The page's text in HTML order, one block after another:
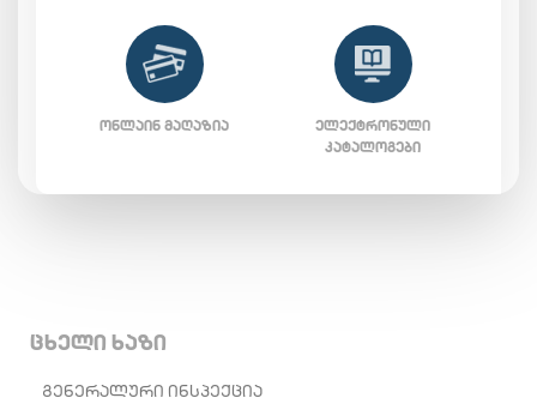
ᲝᲜᲚᲐᲘᲜ ᲛᲐᲦᲐᲖᲘᲐ
ᲔᲚᲔᲥᲢᲠᲝᲜᲣᲚᲘ
ᲙᲐᲢᲐᲚᲝᲒᲔᲑᲘ
ცხელი ხაზი
ᲒᲔᲜᲔᲠᲐᲚᲣᲠᲘ ᲘᲜᲡᲞᲔᲥᲪᲘᲐ